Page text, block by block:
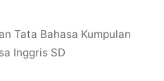
Tata Bahasa Kumpulan
Inggris SD